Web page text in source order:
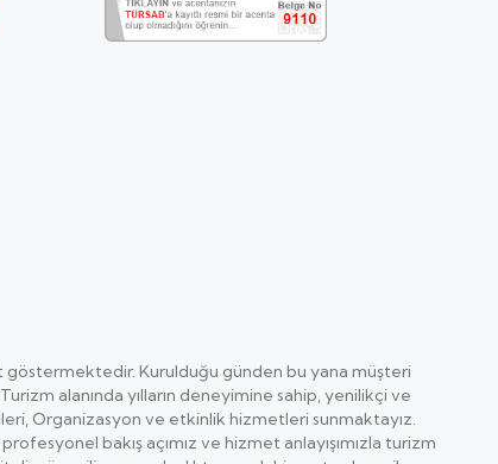
göstermektedir. Kurulduğu günden bu yana müşteri
alanında yılların deneyimine sahip, yenilikçi ve
Organizasyon ve etkinlik hizmetleri sunmaktayız.
bakış açımız ve hizmet anlayışımızla turizm